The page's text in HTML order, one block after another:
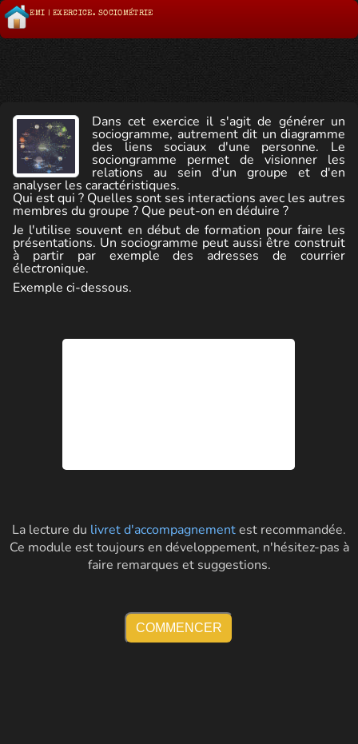
EMI | EXERCICE. SOCIOMÉTRIE
Dans cet exercice il s'agit de générer un
sociogramme, autrement dit un diagramme
des liens sociaux d'une personne. Le
sociongramme permet de visionner les
relations au sein d'un groupe et d'en
analyser les caractéristiques.
Qui est qui ? Quelles sont ses interactions avec les autres
membres du groupe ? Que peut-on en déduire ?
Je l'utilise souvent en début de formation pour faire les
présentations. Un sociogramme peut aussi être construit
à partir par exemple des adresses de courrier
électronique.
Exemple ci-dessous.
La lecture du livret d'accompagnementest recommandée.
Ce module est toujours en développement, n'hésitez-pas à
faire remarques et suggestions.
COMMENCER